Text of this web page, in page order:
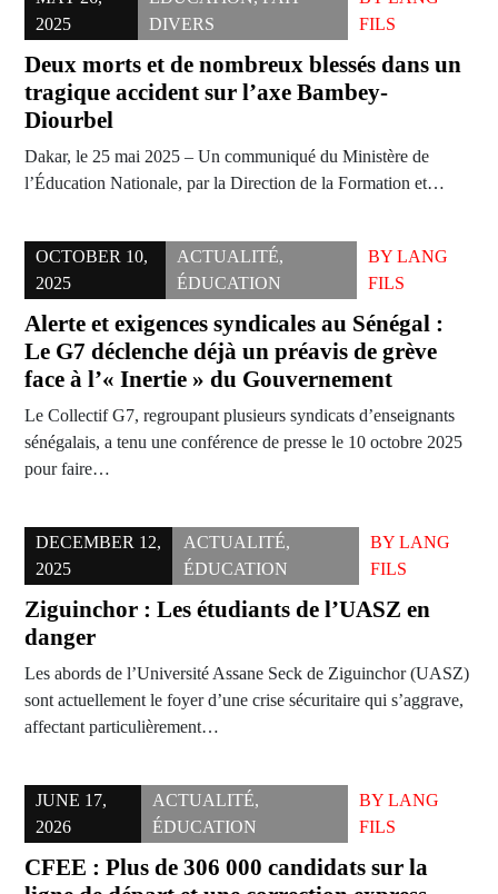
2025
DIVERS
FILS
Deux morts et de nombreux blessés dans un
tragique accident sur l’axe Bambey-
Diourbel
Dakar, le 25 mai 2025 – Un communiqué du Ministère de
l’Éducation Nationale, par la Direction de la Formation et…
OCTOBER 10,
2025
ACTUALITÉ,
ÉDUCATION
BY LANG
FILS
Alerte et exigences syndicales au Sénégal :
Le G7 déclenche déjà un préavis de grève
face à l’« Inertie » du Gouvernement
Le Collectif G7, regroupant plusieurs syndicats d’enseignants
sénégalais, a tenu une conférence de presse le 10 octobre 2025
pour faire…
DECEMBER 12,
2025
ACTUALITÉ,
ÉDUCATION
BYLANG
FILS
Ziguinchor : Les étudiants de l’UASZ en
danger
Les abords de l’Université Assane Seck de Ziguinchor (UASZ)
sont actuellement le foyer d’une crise sécuritaire qui s’aggrave,
affectant particulièrement…
JUNE 17,
2026
ACTUALITÉ,
ÉDUCATION
BY LANG
FILS
CFEE : Plus de 306 000 candidats sur la